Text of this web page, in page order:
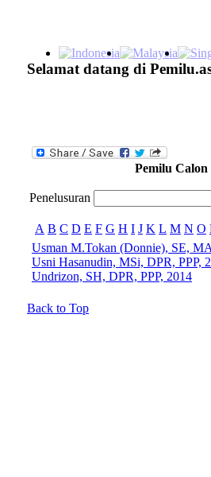
Selamat datang di
Pemilu Calon
Penelusuran
A B C D E F G H I J K L M N O
Usman M.Tokan (Donnie), SE,
Usni Hasanudin, MSi, DPR, PPP,
Undrizon, SH, DPR, PPP, 2014
Back to Top